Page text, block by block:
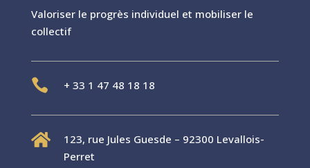
Valoriser le progrès individuel et mobiliser le
collectif
 + 33 1 47 48 18 18

123, rue Jules Guesde – 92300 Levallois-
Perret